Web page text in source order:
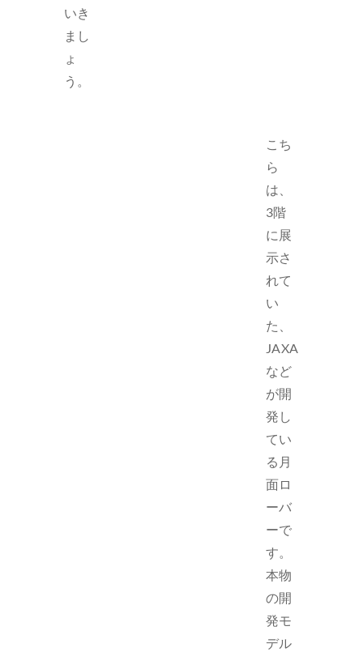
いき
まし
ょ
う。
こち
ら
は、
3階
に展
示さ
れて
い
た、
JAXA
など
が開
発し
てい
る月
面ロ
ーバ
ーで
す。
本物
の開
発モ
デル